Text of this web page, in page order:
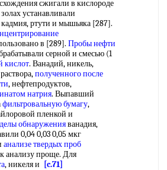
сжигали в кислороде
устанавливали
кадмия, ртути и мышьяка [287].
в [289]. Пробы нефти
серной и смесью (1
кислот. Ванадий, никель,
полученного после
, нефтепродуктов,
натрия. Выпавший
фильтровальную бумагу,
пленкой и
обнаруженияванадия,
0,04 0,03 0,05 мкг
анализе твердых проб
к анализу проще. Для
, никеля и
[c.71]